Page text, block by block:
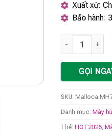
Xuất xứ:
Bảo hành:
Máy hút mùi
GỌI
SKU:
Danh mục:Máy
Thẻ:HOT2026,